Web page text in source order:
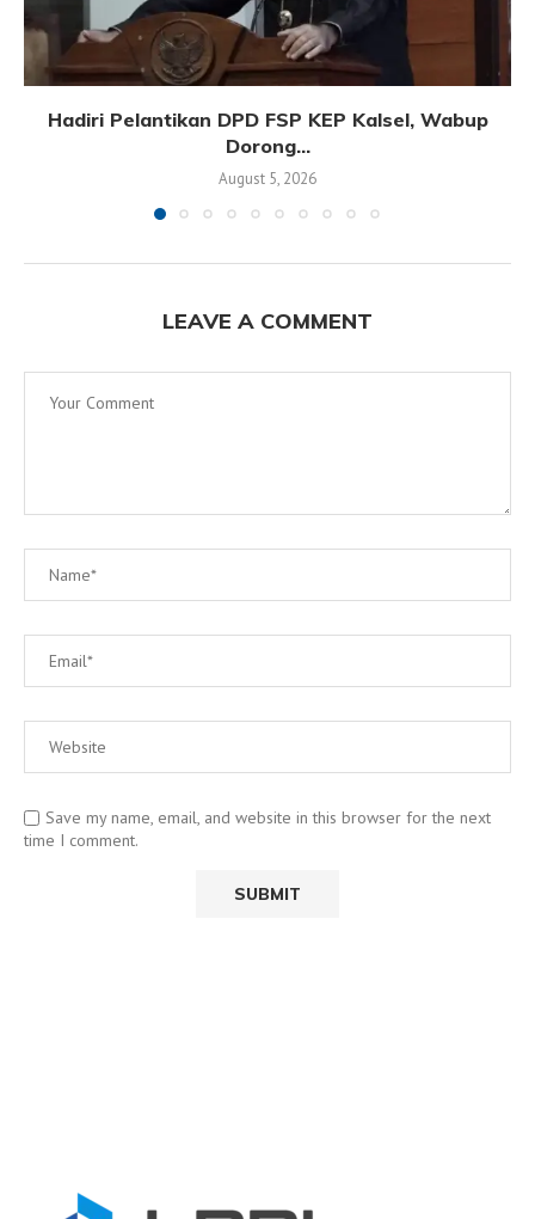
Hadiri Pelantikan DPD FSP KEP Kalsel, Wabup
Dorong...
August 5, 2026
LEAVE A COMMENT
Save my name, email, and website in this browser for the next
time I comment.